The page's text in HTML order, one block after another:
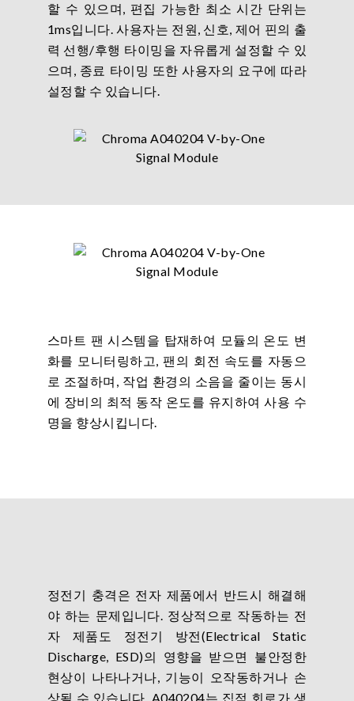
할 수 있으며, 편집 가능한 최소 시간 단위는
1ms입니다. 사용자는 전원, 신호, 제어 핀의 출
력 선행/후행 타이밍을 자유롭게 설정할 수 있
으며, 종료 타이밍 또한 사용자의 요구에 따라
설정할 수 있습니다.
스마트 팬 시스템을 탑재하여 모듈의 온도 변
화를 모니터링하고, 팬의 회전 속도를 자동으
로 조절하며, 작업 환경의 소음을 줄이는 동시
에 장비의 최적 동작 온도를 유지하여 사용 수
명을 향상시킵니다.
정전기 충격은 전자 제품에서 반드시 해결해
야 하는 문제입니다. 정상적으로 작동하는 전
자 제품도 정전기 방전(Electrical Static
Discharge, ESD)의 영향을 받으면 불안정한
현상이 나타나거나, 기능이 오작동하거나 손
상될 수 있습니다. A040204는 집적 회로가 생